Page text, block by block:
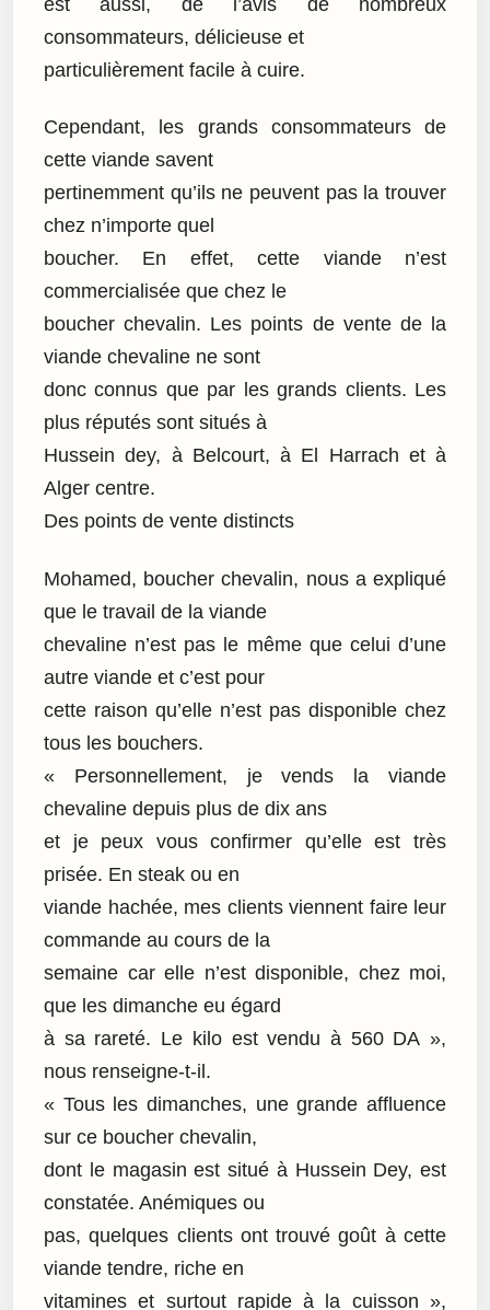
consommateurs, délicieuse et
particulièrement facile à cuire.
Cependant, les grands consommateurs de
cette viande savent
pertinemment qu’ils ne peuvent pas la trouver
chez n’importe quel
boucher. En effet, cette viande n’est
commercialisée que chez le
boucher chevalin. Les points de vente de la
viande chevaline ne sont
donc connus que par les grands clients. Les
plus réputés sont situés à
Hussein dey, à Belcourt, à El Harrach et à
Alger centre.
Des points de vente distincts
Mohamed, boucher chevalin, nous a expliqué
que le travail de la viande
chevaline n’est pas le même que celui d’une
autre viande et c’est pour
cette raison qu’elle n’est pas disponible chez
tous les bouchers.
« Personnellement, je vends la viande
chevaline depuis plus de dix ans
et je peux vous confirmer qu’elle est très
prisée. En steak ou en
viande hachée, mes clients viennent faire leur
commande au cours de la
semaine car elle n’est disponible, chez moi,
que les dimanche eu égard
à sa rareté. Le kilo est vendu à 560 DA »,
nous renseigne-t-il.
« Tous les dimanches, une grande affluence
sur ce boucher chevalin,
dont le magasin est situé à Hussein Dey, est
constatée. Anémiques ou
pas, quelques clients ont trouvé goût à cette
viande tendre, riche en
vitamines et surtout rapide à la cuisson »,